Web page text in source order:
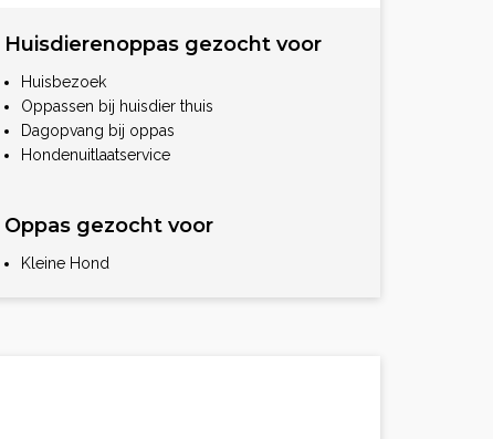
Huisdierenoppas gezocht voor
Huisbezoek
Oppassen bij huisdier thuis
Dagopvang bij oppas
Hondenuitlaatservice
Oppas gezocht voor
Kleine Hond